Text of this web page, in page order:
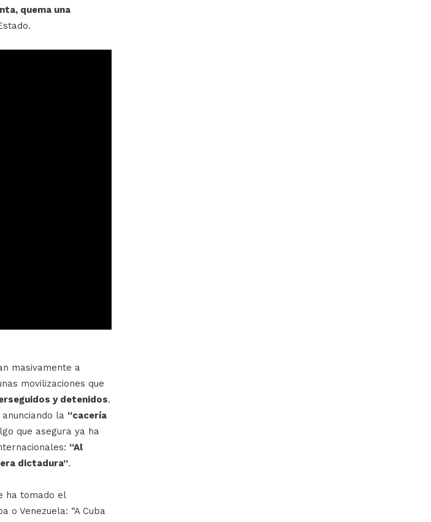
quema una
masivamente a
movilizaciones que
y detenidos.
la “cacería
que asegura ya ha
“Al
dictadura”.
ha tomado el
o Venezuela: “A Cuba